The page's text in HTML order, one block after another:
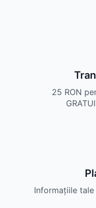
25 RON
Informațiile